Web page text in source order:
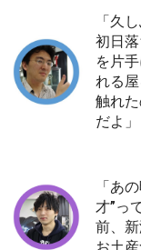
「久
初日
を片
れる
触れ
だよ」
「あ
才”っ
前、